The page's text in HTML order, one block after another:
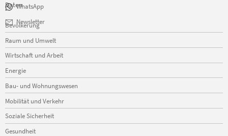
WhatsApp
Newsletter
Daten
Navigation
überspringen
Bevölkerung
Raum und Umwelt
Wirtschaft und Arbeit
Energie
Bau- und Wohnungswesen
Mobilität und Verkehr
Soziale Sicherheit
Gesundheit